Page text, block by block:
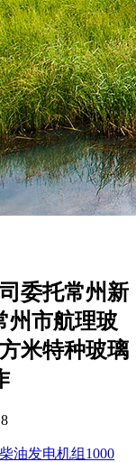
委托常州新
州市航理玻
米特种玻璃
油发电机组1000